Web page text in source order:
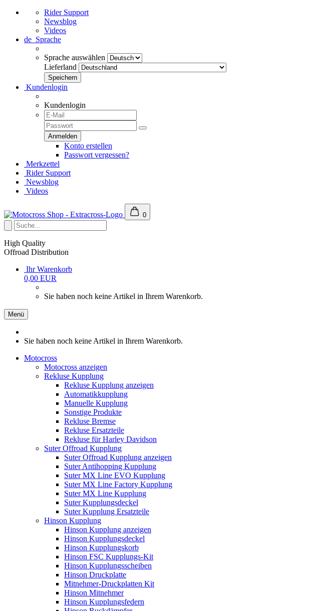
Rider Support
Newsblog
Videos
de Sprache
Sprache auswählen
Lieferland
Kundenlogin
Kundenlogin
Konto erstellen
Passwort vergessen?
Merkzettel
Rider Support
Newsblog
Videos
0
High Quality
Offroad Distribution
Ihr Warenkorb
0,00 EUR
Sie haben noch keine Artikel in Ihrem Warenkorb.
Menü
Sie haben noch keine Artikel in Ihrem Warenkorb.
Motocross
Motocross anzeigen
Rekluse Kupplung
Rekluse Kupplung anzeigen
Automatikkupplung
Manuelle Kupplung
Sonstige Produkte
Rekluse Bremse
Rekluse Ersatzteile
Rekluse für Harley Davidson
Suter Offroad Kupplung
Suter Offroad Kupplung anzeigen
Suter Antihopping Kupplung
Suter MX Line EVO Kupplung
Suter MX Line Factory Kupplung
Suter MX Line Kupplung
Suter Kupplungsdeckel
Suter Kupplung Ersatzteile
Hinson Kupplung
Hinson Kupplung anzeigen
Hinson Kupplungsdeckel
Hinson Kupplungskorb
Hinson FSC Kupplungs-Kit
Hinson Kupplungsscheiben
Hinson Druckplatte
Mitnehmer-Druckplatten Kit
Hinson Mitnehmer
Hinson Kupplungsfedern